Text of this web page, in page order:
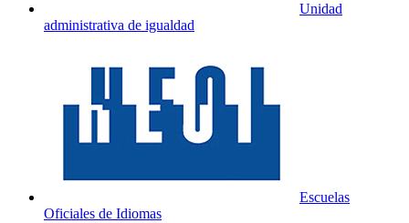
Unidad
administrativa de igualdad
Escuelas
Oficiales de Idiomas